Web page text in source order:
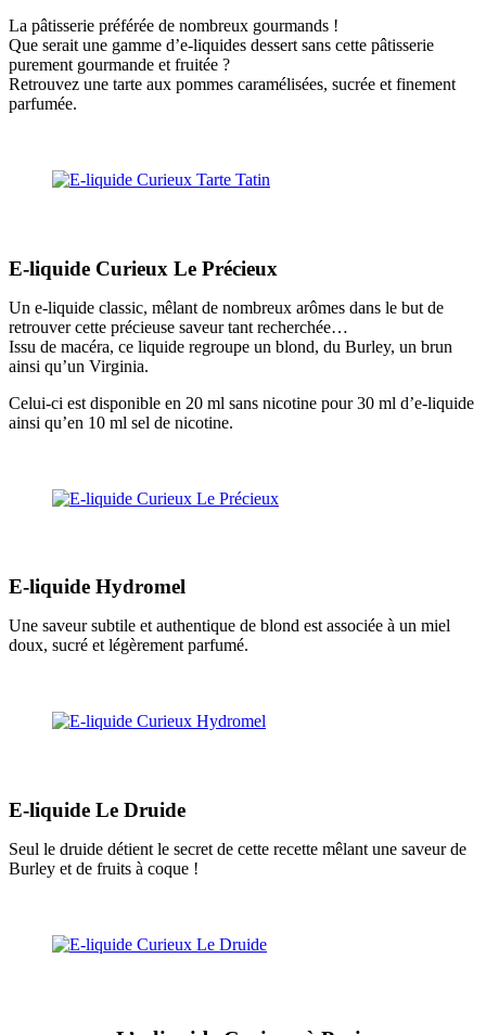
La pâtisserie préférée de nombreux gourmands !
Que serait une gamme d’e-liquides dessert sans cette pâtisserie
purement gourmande et fruitée ?
Retrouvez une tarte aux pommes caramélisées, sucrée et finement
parfumée.
E-liquide Curieux Le Précieux
Un e-liquide classic, mêlant de nombreux arômes dans le but de
retrouver cette précieuse saveur tant recherchée…
Issu de macéra, ce liquide regroupe un blond, du Burley, un brun
ainsi qu’un Virginia.
Celui-ci est disponible en 20 ml sans nicotine pour 30 ml d’e-liquide
ainsi qu’en 10 ml sel de nicotine.
E-liquide Hydromel
Une saveur subtile et authentique de blond est associée à un miel
doux, sucré et légèrement parfumé.
E-liquide Le Druide
Seul le druide détient le secret de cette recette mêlant une saveur de
Burley et de fruits à coque !